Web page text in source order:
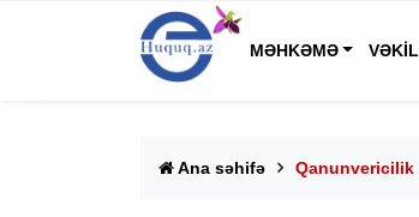
MƏHKƏMƏ
Ana səhifə Qanunvericilik